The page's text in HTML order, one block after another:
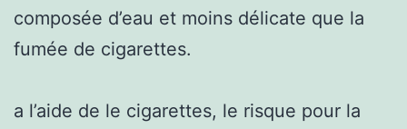
composée d’eau et moins délicate que la
fumée de cigarettes.
a l’aide de le cigarettes, le risque pour la